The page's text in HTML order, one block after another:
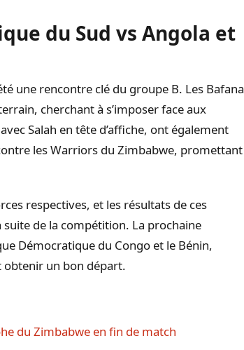
du Sud vs Angola et
une rencontre clé du groupe B. Les Bafana
cherchant à s’imposer face aux
Salah en tête d’affiche, ont également
les Warriors du Zimbabwe, promettant
respectives, et les résultats de ces
de la compétition. La prochaine
Démocratique du Congo et le Bénin,
obtenir un bon départ.
du Zimbabwe en fin de match